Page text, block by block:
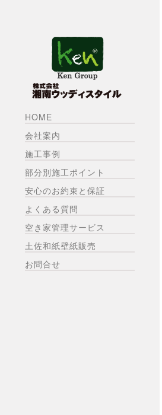
HOME
会社案内
施工事例
部分別施工ポイント
安心のお約束と保証
よくある質問
空き家管理サービス
土佐和紙壁紙販売
お問合せ